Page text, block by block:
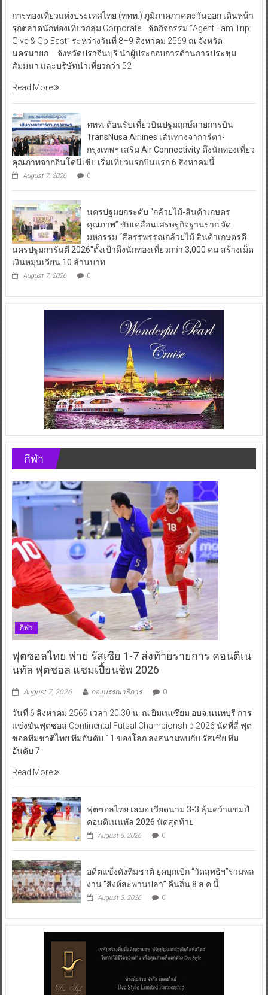
การท่องเที่ยวแห่งประเทศไทย (ททท.) ภูมิภาคภาคตะวันออก เดินหน้า
รุกตลาดนักท่องเที่ยวกลุ่ม Corporate จัดกิจกรรม “Agent Fam Trip:
Give & Go East” ระหว่างวันที่ 8–9 สิงหาคม 2569 ณ จังหวัด
นครนายก จังหวัดปราจีนบุรี นำผู้ประกอบการด้านการประชุม
สัมมนา และบริษัทนำเที่ยวกว่า 52
Read More
ททท. ต้อนรับเที่ยวบินปฐมฤกษ์สายการบิน
TransNusa Airlines เส้นทางจาการ์ตา-
กรุงเทพฯ เสริม Air Connectivity ดึงนักท่องเที่ยว
คุณภาพจากอินโดนีเซีย เริ่มเที่ยวแรกบินแรก 6 สิงหาคมนี้
August 7, 2026 0
นครปฐมยกระดับ “กล้วยไม้-สินค้าเกษตร
คุณภาพ” ขับเคลื่อนเศรษฐกิจฐานราก จัด
มหกรรม “สีสรรพรรณกล้วยไม้ สินค้าเกษตรดี
นครปฐมการันตี 2026″ตั้งเป้าดึงนักท่องเที่ยวกว่า 3,000 คน สร้างเม็ด
เงินหมุนเวียน 10 ล้านบาท
August 7, 2026 0
กีฬา
กีฬา
ฟุตซอลไทย พ่าย รัสเซีย 1-7 ส่งท้ายรายการ คอนติเน
นทัล ฟุตซอล แชมเปี้ยนชิพ 2026
August 7, 2026 กองบรรณาธิการ 0
วันที่ 6 สิงหาคม 2569 เวลา 20.30 น. ณ ยิมเนเซียม อบจ.นนทบุรี การ
แข่งขันฟุตซอล Continental Futsal Championship 2026 นัดที่สี่ ฟุต
ซอลทีมชาติไทย ทีมอันดับ 11 ของโลก ลงสนามพบกับ รัสเซีย ทีม
อันดับ 7
Read More
ฟุตซอลไทย เสมอ เวียดนาม 3-3 ลุ้นคว้าแชมป์
คอนติเนนทัล 2026 นัดสุดท้าย
August 6, 2026 0
อดีตแข้งดังทีมชาติ ยุคบุกเบิก “วัดสุทธิฯ”รวมพล
งาน “สิงห์สะพานปลา” คืนถิ่น 8 ส.ค.นี้
August 3, 2026 0